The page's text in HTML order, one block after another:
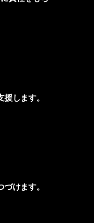
します。
けます。